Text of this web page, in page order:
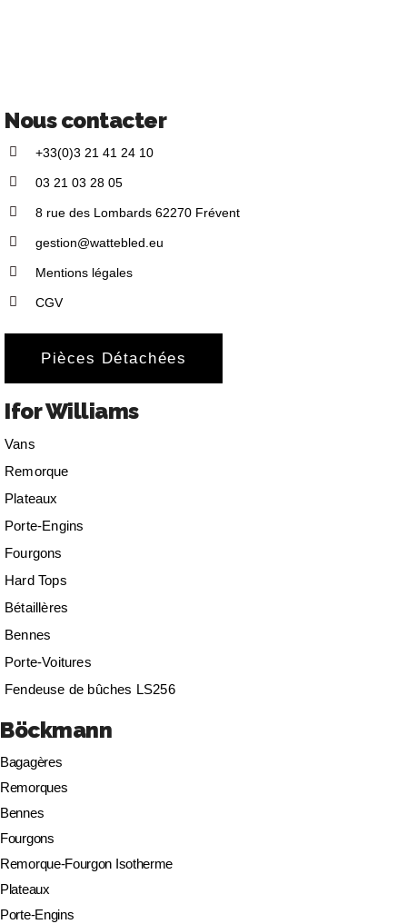
Nous contacter
+33(0)3 21 41 24 10
03 21 03 28 05
8 rue des Lombards 62270 Frévent
gestion@wattebled.eu
Mentions légales
CGV
Pièces Détachées
Ifor Williams
Vans
Remorque
Plateaux
Porte-Engins
Fourgons
Hard Tops
Bétaillères
Bennes
Porte-Voitures
Fendeuse de bûches LS256
Böckmann
Bagagères
Remorques
Bennes
Fourgons
Remorque-Fourgon Isotherme
Plateaux
Porte-Engins